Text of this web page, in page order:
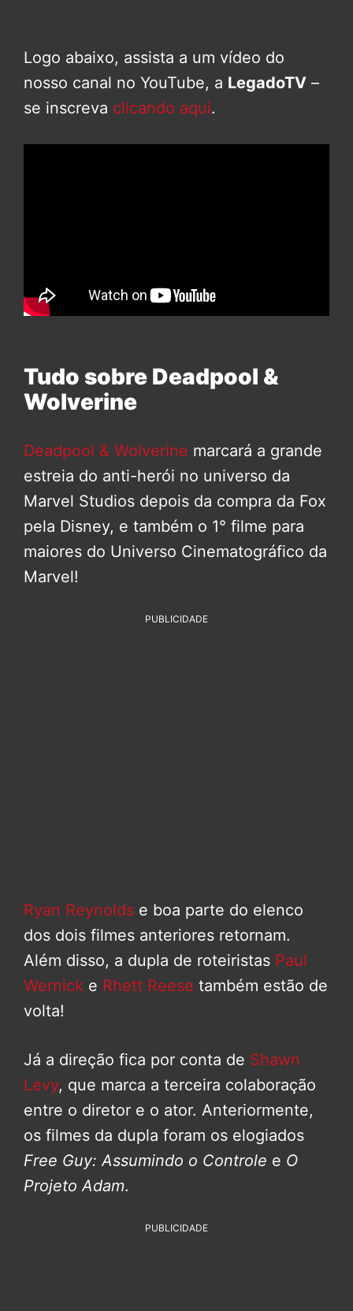
Logo abaixo, assista a um vídeo do
nosso canal no YouTube, a LegadoTV –
se inscreva clicando aqui.
Tudo sobre Deadpool &
Wolverine
Deadpool & Wolverine marcará a grande
estreia do anti-herói no universo da
Marvel Studios depois da compra da Fox
pela Disney, e também o 1° filme para
maiores do Universo Cinematográfico da
Marvel!
PUBLICIDADE
Ryan Reynolds e boa parte do elenco
dos dois filmes anteriores retornam.
Além disso, a dupla de roteiristas Paul
Wernick e Rhett Reese também estão de
volta!
Já a direção fica por conta de Shawn
Levy, que marca a terceira colaboração
entre o diretor e o ator. Anteriormente,
os filmes da dupla foram os elogiados
Free Guy: Assumindo o Controle e O
Projeto Adam.
PUBLICIDADE